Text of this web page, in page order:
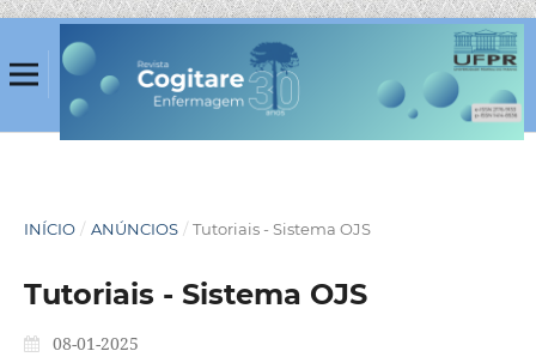
INÍCIO / ANÚNCIOS / Tutoriais - Sistema OJS
Tutoriais - Sistema OJS
08-01-2025